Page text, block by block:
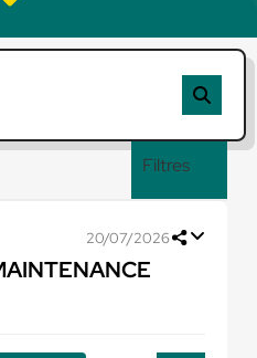
Filtres
20/07/2026